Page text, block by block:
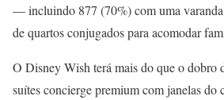
— incluindo 877 (70%) com uma varanda
de quartos conjugados para acomodar
O Disney Wish terá mais do que o dobro
suítes concierge premium com janelas do